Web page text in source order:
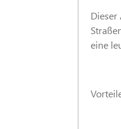
eine